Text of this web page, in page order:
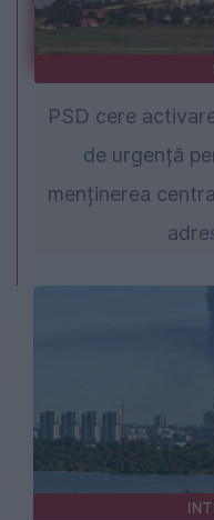
PSD cere
de urgență
menținerea